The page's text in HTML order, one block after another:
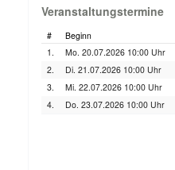
Veranstaltungstermine
# Beginn
1.
Mo. 20.07.2026 10:00 Uhr
2.
Di. 21.07.2026 10:00 Uhr
3.
Mi. 22.07.2026 10:00 Uhr
4.
Do. 23.07.2026 10:00 Uhr